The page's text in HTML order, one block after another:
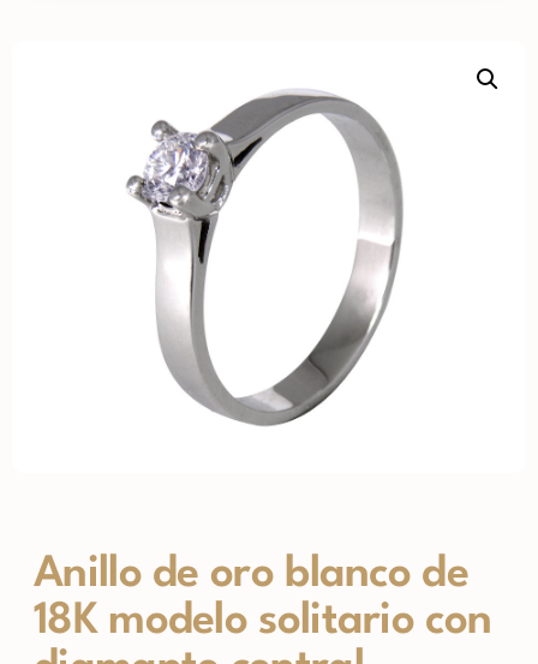
Anillo de oro blanco de
18K modelo solitario con